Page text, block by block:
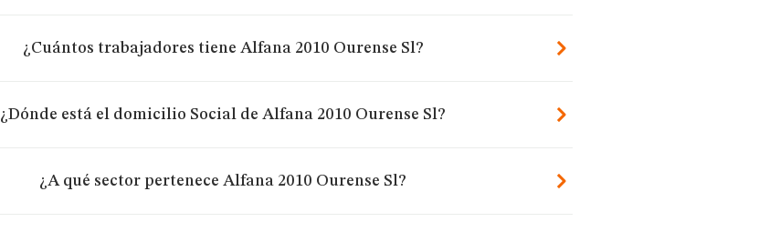
¿Cuántos trabajadores tiene Alfana 2010 Ourense Sl?
¿Dónde está el domicilio Social de Alfana 2010 Ourense Sl?
¿A qué sector pertenece Alfana 2010 Ourense Sl?